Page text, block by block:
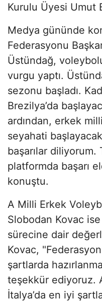
Kurulu Üyesi Umut
Medya gününde
Federasyonu
Üstündağ,
vurgu yaptı.
sezonu başladı.
Brezilya’da
ardından, erkek milli
seyahati
başarılar
platformda başarı
konuştu.
A Milli Erkek
Slobodan Kovac ise
sürecine dair
Kovac,
şartlarda
teşekkür ediyoruz.
İtalya’da en iyi